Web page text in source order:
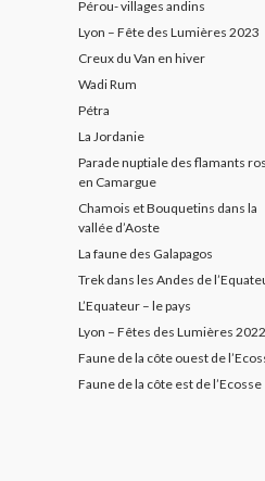
Pérou- villages andins
Lyon – Fête des Lumières 2023
Creux du Van en hiver
Wadi Rum
Pétra
La Jordanie
Parade nuptiale des flamants
en Camargue
Chamois et Bouquetins dans la
vallée d’Aoste
La faune des Galapagos
Trek dans les Andes de
L’Equateur – le pays
Lyon – Fêtes des Lumières 2022
Faune de la côte ouest de
Faune de la côte est de l’Ecosse